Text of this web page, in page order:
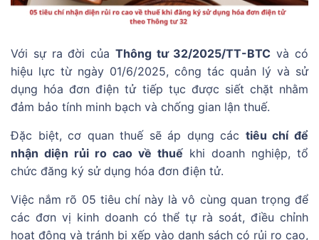
Với sự ra đời của Thông tư 32/2025/TT-BTC và có
hiệu lực từ ngày 01/6/2025, công tác quản lý và sử
dụng hóa đơn điện tử tiếp tục được siết chặt nhằm
đảm bảo tính minh bạch và chống gian lận thuế.
Đặc biệt, cơ quan thuế sẽ áp dụng các tiêu chí để
nhận diện rủi ro cao về thuế khi doanh nghiệp, tổ
chức đăng ký sử dụng hóa đơn điện tử.
Việc nắm rõ 05 tiêu chí này là vô cùng quan trọng để
các đơn vị kinh doanh có thể tự rà soát, điều chỉnh
hoạt động và tránh bị xếp vào danh sách có rủi ro cao,